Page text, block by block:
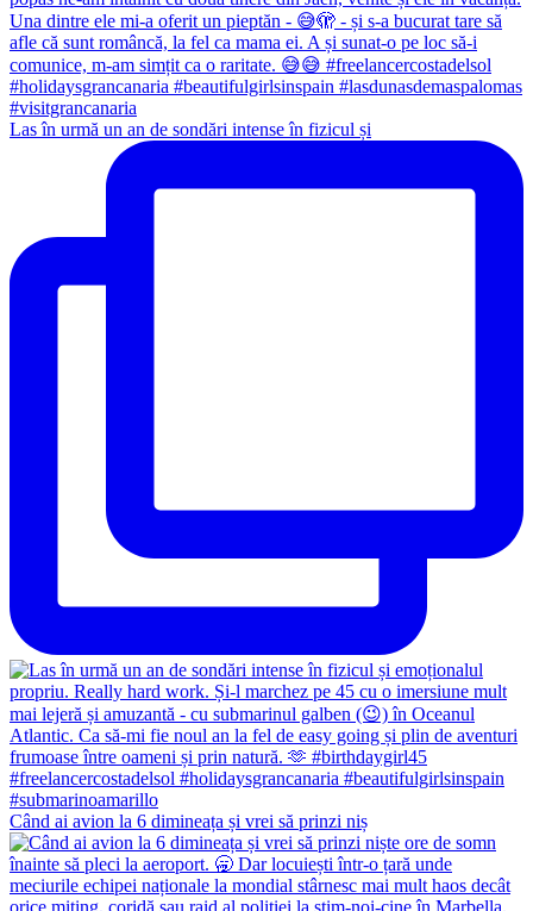
Las în urmă un an de sondări intense în fizicul și
Când ai avion la 6 dimineața și vrei să prinzi niș